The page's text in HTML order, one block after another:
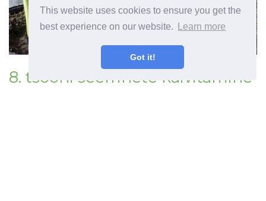
This website uses cookies to ensure you get the
best experience on our website.
Learn more
Got it!
8. tsooni seemnete käivitamine